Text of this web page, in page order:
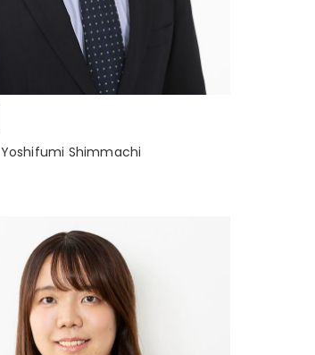
Yoshifumi Shimmachi